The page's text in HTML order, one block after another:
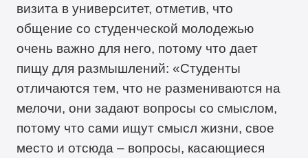
визита в университет, отметив, что
общение со студенческой молодежью
очень важно для него, потому что дает
пищу для размышлений: «Студенты
отличаются тем, что не размениваются на
мелочи, они задают вопросы со смыслом,
потому что сами ищут смысл жизни, свое
место и отсюда – вопросы, касающиеся